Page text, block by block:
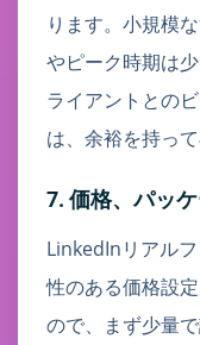
ります。小規模
やピーク時期は
ライアントとの
は、余裕を持っ
7. 価格、パッ
LinkedInリアル
性のある価格設定
ので、まず少量